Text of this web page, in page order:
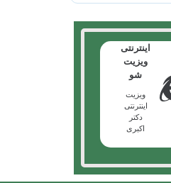
اینترنتی
ویزیت
شو
ویزیت
اینترنتی
دکتر
اکبری